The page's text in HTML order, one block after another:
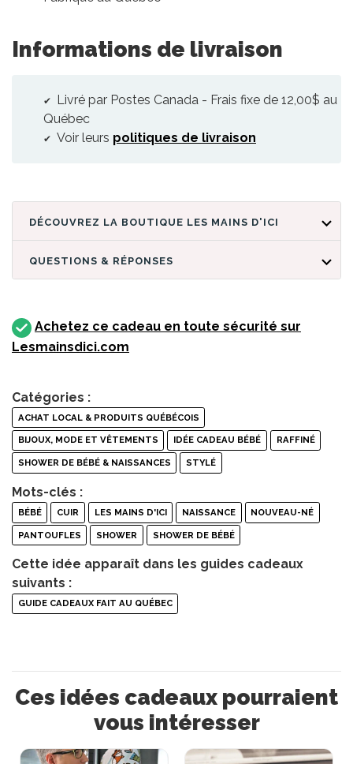
Informations de livraison
Livré par Postes Canada - Frais fixe de 12,00$ au
Québec
Voir leurs politiques de livraison
DÉCOUVREZ LA BOUTIQUE LES MAINS D'ICI
QUESTIONS & RÉPONSES
Achetez ce cadeau en toute sécurité sur
Lesmainsdici.com
Catégories :
ACHAT LOCAL & PRODUITS QUÉBÉCOIS
BIJOUX, MODE ET VÊTEMENTS IDÉE CADEAU BÉBÉ RAFFINÉ
SHOWER DE BÉBÉ & NAISSANCES STYLÉ
Mots-clés :
BÉBÉ CUIR LES MAINS D'ICI NAISSANCE NOUVEAU-NÉ
PANTOUFLES SHOWER SHOWER DE BÉBÉ
Cette idée apparaît dans les guides cadeaux
suivants :
GUIDE CADEAUX FAIT AU QUÉBEC
Ces idées cadeaux pourraient
vous intéresser